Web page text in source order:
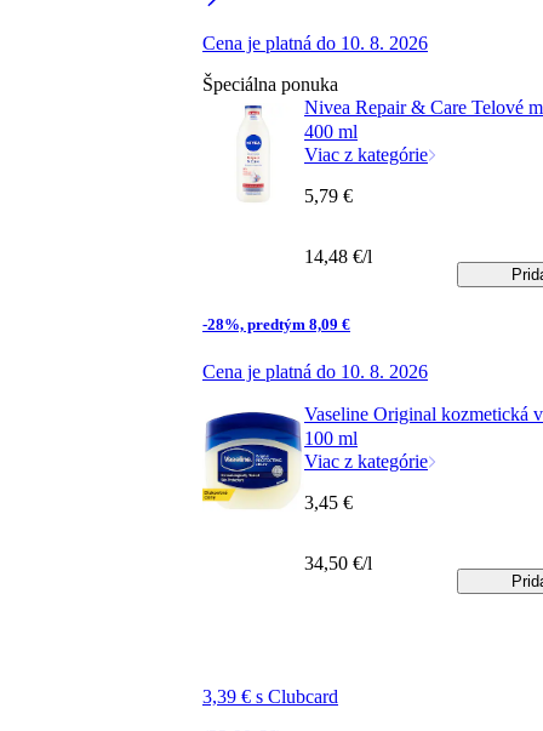
Cena je platná do 10. 8. 2026
Špeciálna ponuka
Nivea Repair & Care Telové
400 ml
Viac z kategórie
-28%, predtým 8,09 €
Cena je platná do 10. 8. 2026
5,79 €
14,48 €/l
Vaseline Original kozmetická
100 ml
Viac z kategórie
3,39 € s Clubcard
3,45 €
34,50 €/l